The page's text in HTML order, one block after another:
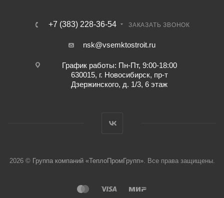
+7 (383) 228-36-54 ЗАКАЗАТЬ ЗВОНОК
nsk@vsemktostroit.ru
График работы: Пн-Пт, 9:00-18:00
630015, г. Новосибирск, пр-т
Дзержинского, д. 1/3, 6 этаж
2026 © Группа компаний «ТеплоПромГрупп». Все права защищены.